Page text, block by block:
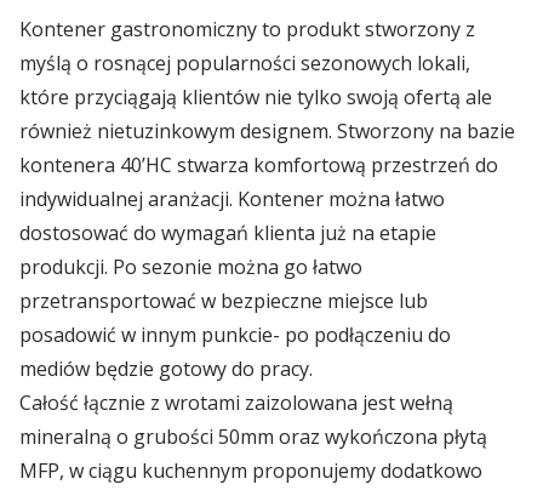
Od rozmowy do imperium – początki Omida Trade
Wietrzenie magazynów! Kontenery teraz w
Regulamin promocji „Summer Sale z Omida
Omida Trade na targowym maratonie
Wynajem kontenerów 40’HC
Branża elektroniczna
Branża magazynowa
Branża self-storage
Branża spedycyjna
Branża wulkanizacyjna
Kontenery Białystok
Kontenery Bydgoszcz
Kontenery Gdańsk
Kontenery Katowice
Kontenery Kielce
Kontenery Kraków
Kontenery Lublin
Depoty
Współpraca
Dla Mediów
🇨🇳 中国人
Kontener gastronomiczny to produkt stworzony z
myślą o rosnącej popularności sezonowych lokali,
które przyciągają klientów nie tylko swoją ofertą ale
również nietuzinkowym designem. Stworzony na bazie
kontenera 40’HC stwarza komfortową przestrzeń do
indywidualnej aranżacji. Kontener można łatwo
dostosować do wymagań klienta już na etapie
produkcji. Po sezonie można go łatwo
przetransportować w bezpieczne miejsce lub
posadowić w innym punkcie- po podłączeniu do
mediów będzie gotowy do pracy.
Całość łącznie z wrotami zaizolowana jest wełną
mineralną o grubości 50mm oraz wykończona płytą
MFP, w ciągu kuchennym proponujemy dodatkowo